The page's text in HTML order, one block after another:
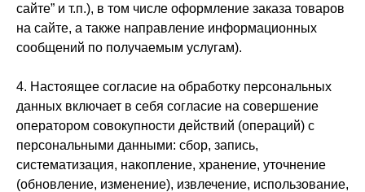
сайте” и т.п.), в том числе оформление заказа товаров
на сайте, а также направление информационных
сообщений по получаемым услугам).
4. Настоящее согласие на обработку персональных
данных включает в себя согласие на совершение
оператором совокупности действий (операций) с
персональными данными: сбор, запись,
систематизация, накопление, хранение, уточнение
(обновление, изменение), извлечение, использование,